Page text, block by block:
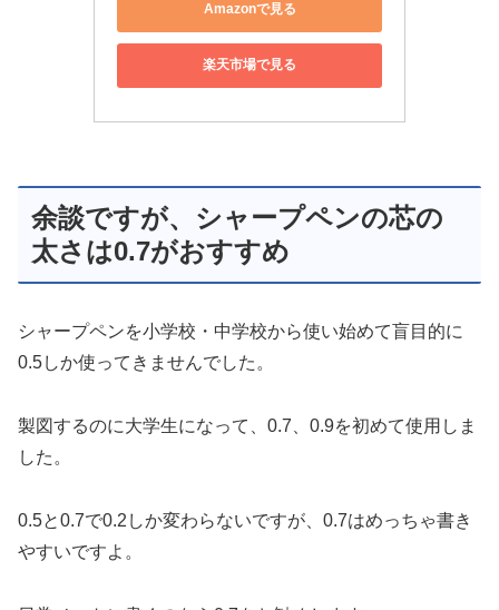
Amazonで見る
楽天市場で見る
余談ですが、シャープペンの芯の
太さは0.7がおすすめ
シャープペンを小学校・中学校から使い始めて盲目的に
0.5しか使ってきませんでした。
製図するのに大学生になって、0.7、0.9を初めて使用しま
した。
0.5と0.7で0.2しか変わらないですが、0.7はめっちゃ書き
やすいですよ。